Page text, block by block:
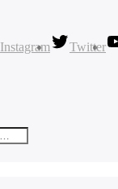
Instagram Twitter